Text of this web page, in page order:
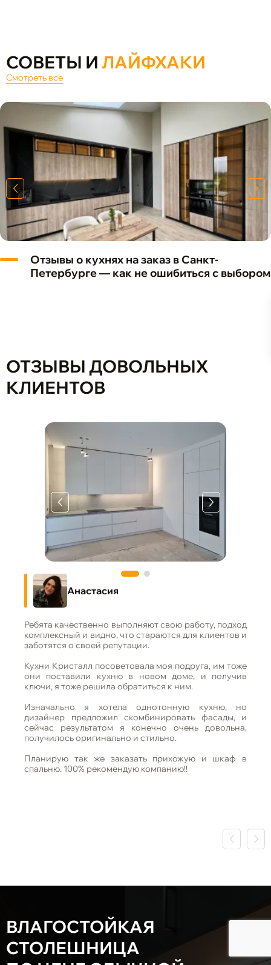
СОВЕТЫ И ЛАЙФХАКИ
Смотреть все
Отзывы о кухнях на заказ в Санкт-
Петербурге — как не ошибиться с выбором
ОТЗЫВЫ ДОВОЛЬНЫХ
КЛИЕНТОВ
Анастасия
Ребята качественно выполняют свою работу, подход
комплексный и видно, что стараются для клиентов и
заботятся о своей репутации.
Кухни Кристалл посоветовала моя подруга, им тоже
они поставили кухню в новом доме, и получив
ключи, я тоже решила обратиться к ним.
Изначально я хотела однотонную кухню, но
дизайнер предложил скомбинировать фасады, и
сейчас результатом я конечно очень довольна,
получилось оригинально и стильно.
Планирую так же заказать прихожую и шкаф в
спальню. 100% рекомендую компанию!!
ВЛАГОСТОЙКАЯ
СТОЛЕШНИЦА